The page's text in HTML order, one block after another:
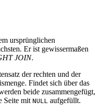
ursprünglichen
Er ist gewissermaßen
JOIN.
der rechten und der
Findet sich über das
beide zusammengefügt,
Seite mit NULL aufgefüllt.